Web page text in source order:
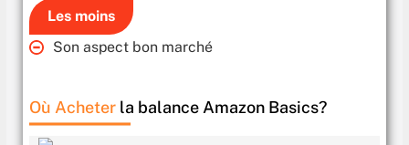
Les moins
Son aspect bon marché
Où Acheter la balance Amazon Basics?